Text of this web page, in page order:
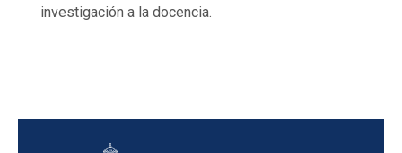
investigación a la docencia.